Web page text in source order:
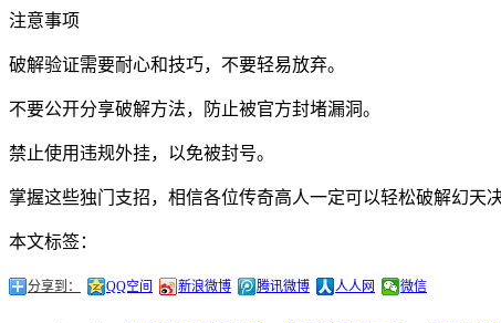
注意事项
破解验证需要耐心和技巧，不要轻易放弃。
不要公开分享破解方法，防止被官方封堵漏洞。
禁止使用违规外挂，以免被封号。
掌握这些独门支招，相信各位传奇高人一定可以轻松破解幻天
本文标签：
分享到： QQ空间 新浪微博 腾讯微博 人人网 微信